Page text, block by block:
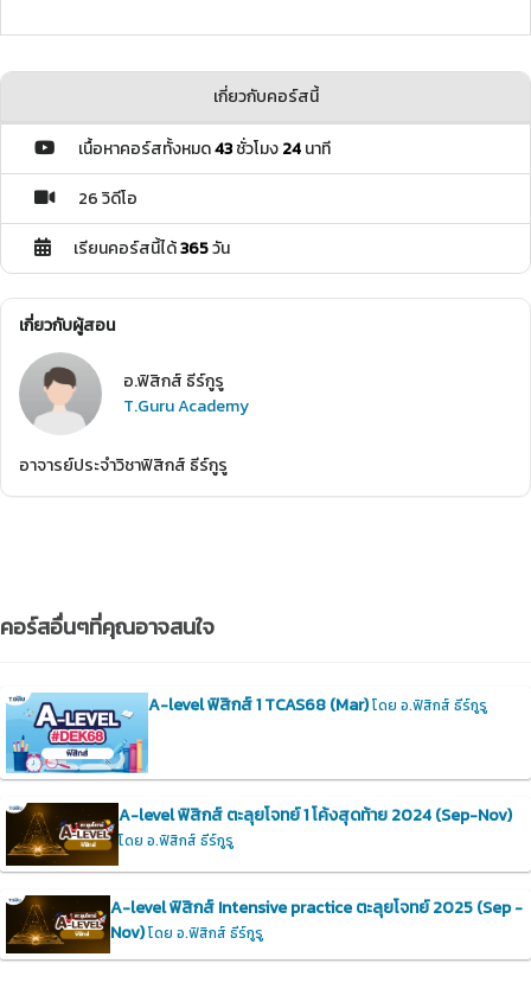
เกี่ยวกับคอร์สนี้
เนื้อหาคอร์สทั้งหมด43ชั่วโมง24นาที
26 วิดีโอ
เรียนคอร์สนี้ได้365วัน
เกี่ยวกับผู้สอน
อ.ฟิสิกส์ ธีร์กูรู
T.Guru Academy
อาจารย์ประจำวิชาฟิสิกส์ ธีร์กูรู
คอร์สอื่นๆที่คุณอาจสนใจ
A-level ฟิสิกส์ 1 TCAS68 (Mar)โดย อ.ฟิสิกส์ ธีร์กูรู
A-level ฟิสิกส์ ตะลุยโจทย์ 1 โค้งสุดท้าย 2024 (Sep-Nov)
โดย อ.ฟิสิกส์ ธีร์กูรู
A-level ฟิสิกส์ Intensive practice ตะลุยโจทย์ 2025 (Sep -
Nov)โดย อ.ฟิสิกส์ ธีร์กูรู